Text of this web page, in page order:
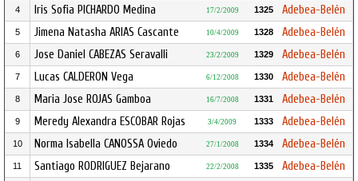
4 Iris Sofia PICHARDO Medina 17/2/2009 1325 Adebea-Belén
5 Jimena Natasha ARIAS Cascante 10/4/2009 1328 Adebea-Belén
6 Jose Daniel CABEZAS Seravalli 23/2/2009 1329 Adebea-Belén
7 Lucas CALDERON Vega 6/12/2008 1330 Adebea-Belén
8 Maria Jose ROJAS Gamboa 16/7/2008 1331 Adebea-Belén
9 Meredy Alexandra ESCOBAR Rojas 3/4/2009 1333 Adebea-Belén
10 Norma Isabella CANOSSA Oviedo 27/1/2008 1334 Adebea-Belén
11 Santiago RODRIGUEZ Bejarano 22/2/2008 1335 Adebea-Belén